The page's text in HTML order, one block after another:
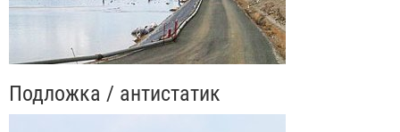
Подложка / антистатик